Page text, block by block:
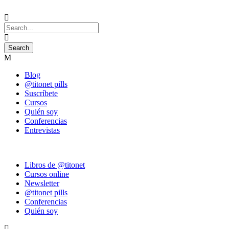
Blog
@titonet pills
Suscríbete
Cursos
Quién soy
Conferencias
Entrevistas
Libros de @titonet
Cursos online
Newsletter
@titonet pills
Conferencias
Quién soy